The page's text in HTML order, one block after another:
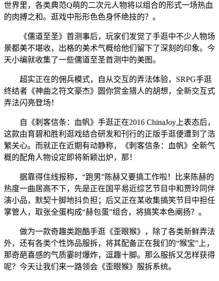
世界里，各类典范Q萌的二次元人物将以组合的形式一场热血
的肉搏之和。逛戏中形形色色身怀绝技的？。
《儒道至圣》首测事后，玩家们发觉了手逛中不少人物场
景都美不堪收，出格的美术气概给他们留下了深刻的印象。今
天小编就收集了一些儒道至圣首测中的美图。
超实正在的佣兵模式，自从交互的弄法体验，SRPG手逛
终结者《神曲之符文豪杰》圆你赏金猎人的胡想，全新交互式
弄法闪亮登场！
自《刺客信条：血帆》手逛正在2016 ChinaJoy上表态后，
这款由育碧和胜利逛戏结合研发和刊行的正版手逛便遭到了浩
繁关心。而就正在近期有动静称，《刺客信条：血帆》全新气
概的配角人物设定即将新颖出炉，那！
据靠得住线报称，“跑男”陈赫又要搞工作啦！比来陈赫的
热度一曲居高不下，先是正在国平易近综艺节目中和贾玲同伴
演小品，默契十脚地抖负担；后又正在某收集搞笑节目中担任
掌管人，取张全蛋构成“赫包蛋”组合，将搞笑本色阐扬？。
做为一款奇趣类跑酷手逛《歪眼猴》，除了各类新鲜弄法
外，还有各类个性饰品服拆，将其配备正在我们的“猴宝”上，
那奇葩喜感的气质霎时爆炸，逗趣十脚。那么服拆又怎样获得
呢？今天让我们来一路领会《歪眼猴》服拆系统。